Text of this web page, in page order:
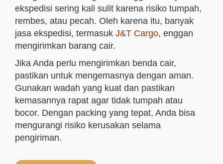
ekspedisi sering kali sulit karena risiko tumpah,
rembes, atau pecah. Oleh karena itu, banyak
jasa ekspedisi, termasuk J&T Cargo, enggan
mengirimkan barang cair.
Jika Anda perlu mengirimkan benda cair,
pastikan untuk mengemasnya dengan aman.
Gunakan wadah yang kuat dan pastikan
kemasannya rapat agar tidak tumpah atau
bocor. Dengan packing yang tepat, Anda bisa
mengurangi risiko kerusakan selama
pengiriman.